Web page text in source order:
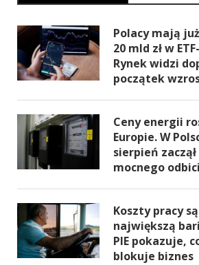
Polacy mają
20 mld zł w
Rynek widzi
początek
Ceny energii
Europie. W
sierpień zaczął
mocnego
Koszty pracy
największą
PIE pokazuje,
blokuje biznes